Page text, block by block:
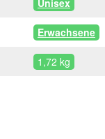
Unisex
Erwachsene
1,72 kg